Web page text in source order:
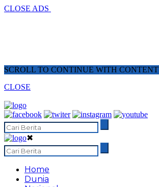
CLOSE ADS
SCROLL TO CONTINUE WITH CONTENT
CLOSE
✖
Home
Dunia